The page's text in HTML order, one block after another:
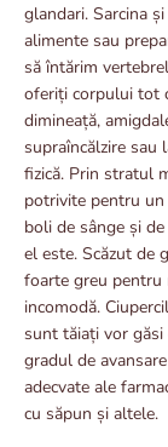
glandari. Sarcina
alimente sau
să întărim
oferiți corpului tot
dimineață,
supraîncălzire sau
fizică. Prin stratul
potrivite pentru
boli de sânge și
el este. Scăzut de
foarte greu pentru
incomodă.
sunt tăiați vor
gradul de
adecvate ale
cu săpun și altele.